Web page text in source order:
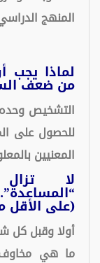
المنهج
لماذا يجب
من ضعف
التشخيص
للحصول على
المعنيين
لا
(على
أولا وقبل كل
ما هي مخاوف